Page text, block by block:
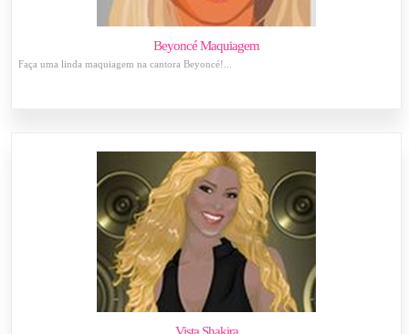
Beyoncé Maquiagem
Faça uma linda maquiagem na cantora Beyoncé!...